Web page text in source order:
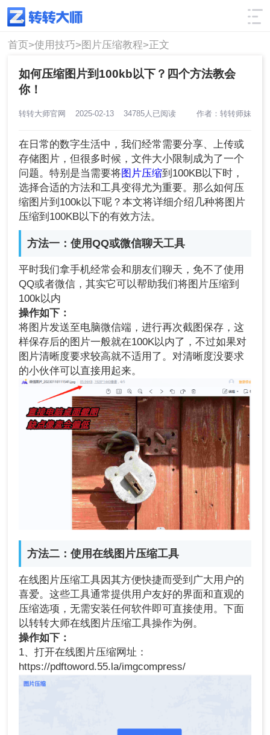
使用技巧 筛选
首页>使用技巧>图片压缩教程>正文
如何压缩图片到100kb以下？四个方法教会
你！
转转大师官网 2025-02-13 34785人已阅读 作者：转转师妹
在日常的数字生活中，我们经常需要分享、上传或
存储图片，但很多时候，文件大小限制成为了一个
问题。特别是当需要将图片压缩到100KB以下时，
选择合适的方法和工具变得尤为重要。那么如何压
缩图片到100k以下呢？本文将详细介绍几种将图片
压缩到100KB以下的有效方法。
方法一：使用QQ或微信聊天工具
平时我们拿手机经常会和朋友们聊天，免不了使用
QQ或者微信，其实它可以帮助我们将图片压缩到
100k以内
操作如下：
将图片发送至电脑微信端，进行再次截图保存，这
样保存后的图片一般就在100K以内了，不过如果对
图片清晰度要求较高就不适用了。对清晰度没要求
的小伙伴可以直接用起来。
方法二：使用在线图片压缩工具
在线图片压缩工具因其方便快捷而受到广大用户的
喜爱。这些工具通常提供用户友好的界面和直观的
压缩选项，无需安装任何软件即可直接使用。下面
以转转大师在线图片压缩工具操作为例。
操作如下：
1、打开在线图片压缩网址：
https://pdftoword.55.la/imgcompress/